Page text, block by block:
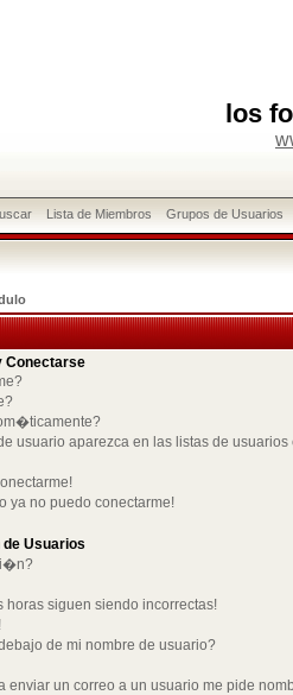
los
Lista de Miembros Grupos de Usuarios
Conectarse
usuario aparezca en las listas de usuarios
no puedo conectarme!
Usuarios
siguen siendo incorrectas!
de mi nombre de usuario?
enviar un correo a un usuario me pide